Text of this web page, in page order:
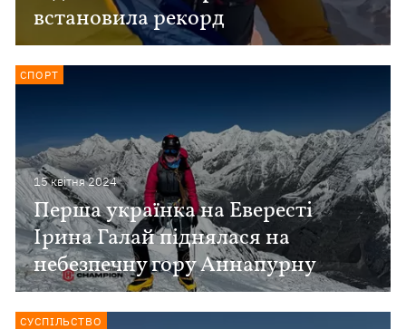
встановила рекорд
15 квiтня 2024
Перша українка на Евересті
Ірина Галай піднялася на
небезпечну гору Аннапурну
СПОРТ
СУСПІЛЬСТВО